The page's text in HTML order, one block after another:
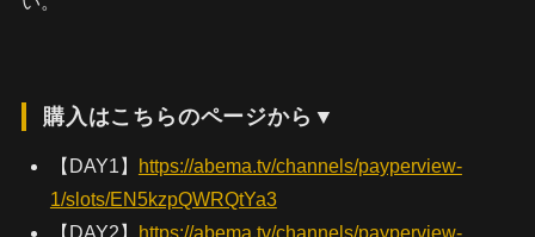
購入はこちらのページから▼
【DAY1】
https://abema.tv/channels/payperview-
1/slots/EN5kzpQWRQtYa3